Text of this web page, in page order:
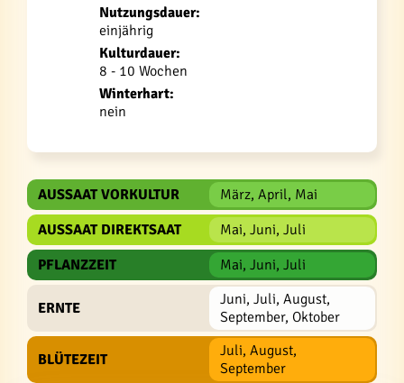
Nutzungsdauer:
einjährig
Kulturdauer:
8 - 10 Wochen
Winterhart:
nein
AUSSAAT VORKULTUR
März, April, Mai
AUSSAAT DIREKTSAAT
Mai, Juni, Juli
PFLANZZEIT
Mai, Juni, Juli
ERNTE
Juni, Juli, August,
September, Oktober
BLÜTEZEIT
Juli, August,
September